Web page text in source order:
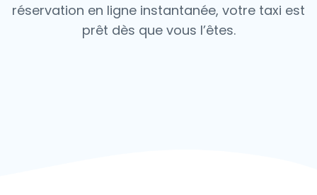
réservation en ligne instantanée, votre taxi est
prêt dès que vous l’êtes.